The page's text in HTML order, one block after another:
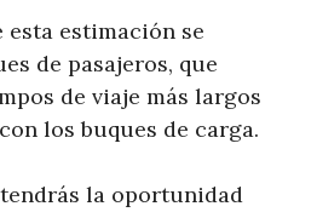
esta estimación se
de pasajeros, que
de viaje más largos
los buques de carga.
la oportunidad